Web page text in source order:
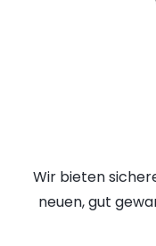
Wir bieten
neuen, gut